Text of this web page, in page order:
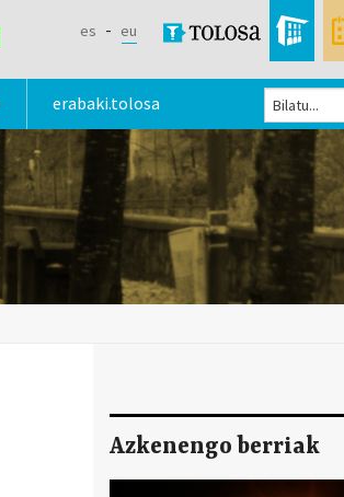
es eu
erabaki.tolosa
Azkenengo berriak